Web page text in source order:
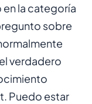
la categoría
sobre
verdadero
Puedo estar